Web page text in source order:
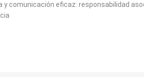
y comunicación eficaz: responsabilidad